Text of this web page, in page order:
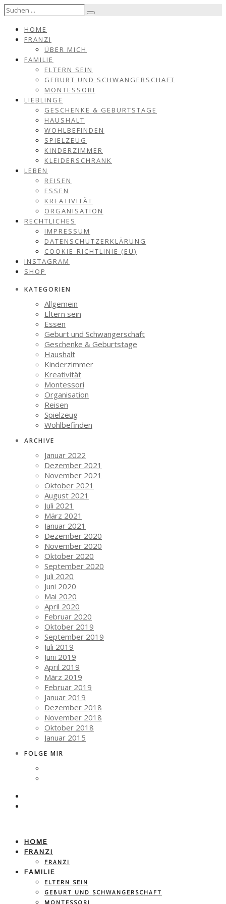
HOME
FRANZI
ÜBER MICH
FAMILIE
ELTERN SEIN
GEBURT UND SCHWANGERSCHAFT
MONTESSORI
LIEBLINGE
GESCHENKE & GEBURTSTAGE
HAUSHALT
WOHLBEFINDEN
SPIELZEUG
KINDERZIMMER
KLEIDERSCHRANK
LEBEN
REISEN
ESSEN
KREATIVITÄT
ORGANISATION
RECHTLICHES
IMPRESSUM
DATENSCHUTZERKLÄRUNG
COOKIE-RICHTLINIE (EU)
INSTAGRAM
SHOP
KATEGORIEN
Allgemein
Eltern sein
Essen
Geburt und Schwangerschaft
Geschenke & Geburtstage
Haushalt
Kinderzimmer
Kreativität
Montessori
Organisation
Reisen
Spielzeug
Wohlbefinden
ARCHIVE
Januar 2022
Dezember 2021
November 2021
Oktober 2021
August 2021
Juli 2021
März 2021
Januar 2021
Dezember 2020
November 2020
Oktober 2020
September 2020
Juli 2020
Juni 2020
Mai 2020
April 2020
Februar 2020
Oktober 2019
September 2019
Juli 2019
Juni 2019
April 2019
März 2019
Februar 2019
Januar 2019
Dezember 2018
November 2018
Oktober 2018
Januar 2015
FOLGE MIR
HOME
FRANZI
FRANZI
FAMILIE
ELTERN SEIN
GEBURT UND SCHWANGERSCHAFT
MONTESSORI